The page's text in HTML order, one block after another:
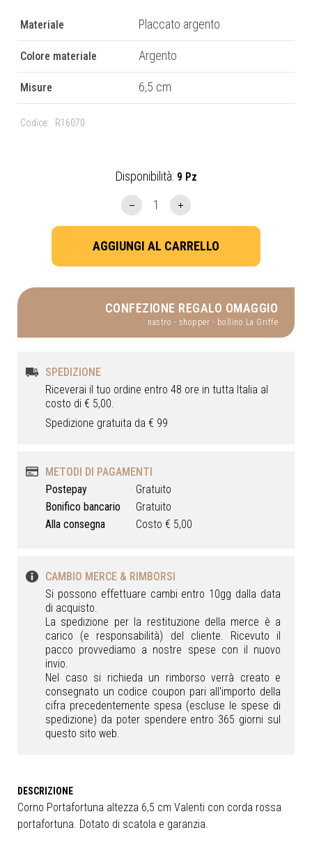
Materiale Placcato argento
Colore materiale Argento
Misure 6,5 cm
Codice: R16070
Disponibilità: 9 Pz
CONFEZIONE REGALO OMAGGIO
nastro - shopper - bollino La Griffe
SPEDIZIONE
Riceverai il tuo ordine entro 48 ore in tutta Italia al
costo di € 5,00.
Spedizione gratuita da € 99
METODI DI PAGAMENTI
Postepay
Gratuito
Bonifico bancario
Gratuito
Alla consegna
Costo € 5,00
CAMBIO MERCE & RIMBORSI
Si possono effettuare cambi entro 10gg dalla data
di acquisto.
La spedizione per la restituzione della merce è a
carico (e responsabilità) del cliente. Ricevuto il
pacco provvediamo a nostre spese con il nuovo
invio.
Nel caso si richieda un rimborso verrà creato e
consegnato un codice coupon pari all'importo della
cifra precedentemente spesa (escluse le spese di
spedizione) da poter spendere entro 365 giorni sul
questo sito web.
Corno Portafortuna altezza 6,5 cm Valenti con corda rossa
portafortuna. Dotato di scatola e garanzia.